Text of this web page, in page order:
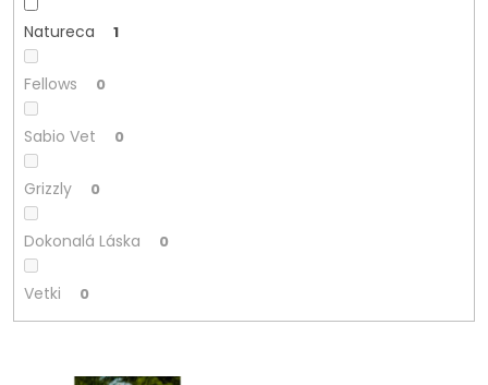
Natureca 1
Fellows 0
Sabio Vet 0
Grizzly 0
Dokonalá Láska 0
Vetki 0